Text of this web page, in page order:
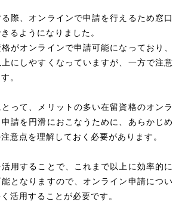
際、オンラインで申請を行えるため窓口
るようになりました。
がオンラインで申請可能になっており、
にしやすくなっていますが、一方で注意
。
って、メリットの多い在留資格のオンラ
請を円滑におこなうために、あらかじめ
意点を理解しておく必要があります。
用することで、これまで以上に効率的に
となりますので、オンライン申請につい
活用することが必要です。